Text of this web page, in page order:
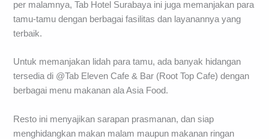
per malamnya, Tab Hotel Surabaya ini juga memanjakan para
tamu-tamu dengan berbagai fasilitas dan layanannya yang
terbaik.
Untuk memanjakan lidah para tamu, ada banyak hidangan
tersedia di @Tab Eleven Cafe & Bar (Root Top Cafe) dengan
berbagai menu makanan ala Asia Food.
Resto ini menyajikan sarapan prasmanan, dan siap
menghidangkan makan malam maupun makanan ringan